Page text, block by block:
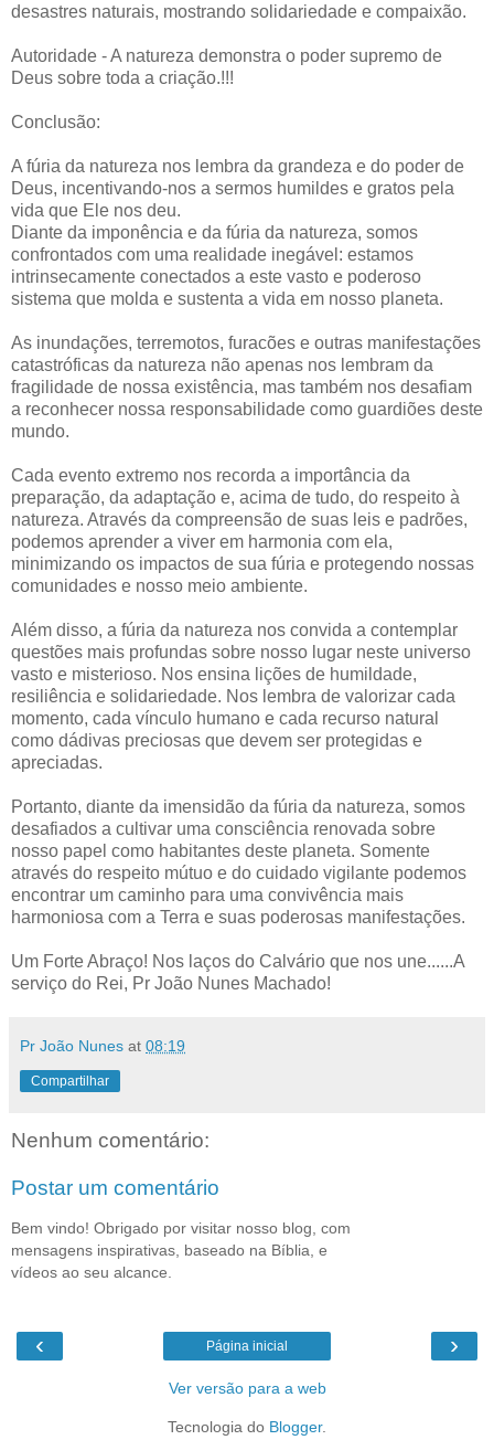
desastres naturais, mostrando solidariedade e compaixão.
Autoridade - A natureza demonstra o poder supremo de
Deus sobre toda a criação.!!!
Conclusão:
A fúria da natureza nos lembra da grandeza e do poder de
Deus, incentivando-nos a sermos humildes e gratos pela
vida que Ele nos deu.
Diante da imponência e da fúria da natureza, somos
confrontados com uma realidade inegável: estamos
intrinsecamente conectados a este vasto e poderoso
sistema que molda e sustenta a vida em nosso planeta.
As inundações, terremotos, furacões e outras manifestações
catastróficas da natureza não apenas nos lembram da
fragilidade de nossa existência, mas também nos desafiam
a reconhecer nossa responsabilidade como guardiões deste
mundo.
Cada evento extremo nos recorda a importância da
preparação, da adaptação e, acima de tudo, do respeito à
natureza. Através da compreensão de suas leis e padrões,
podemos aprender a viver em harmonia com ela,
minimizando os impactos de sua fúria e protegendo nossas
comunidades e nosso meio ambiente.
Além disso, a fúria da natureza nos convida a contemplar
questões mais profundas sobre nosso lugar neste universo
vasto e misterioso. Nos ensina lições de humildade,
resiliência e solidariedade. Nos lembra de valorizar cada
momento, cada vínculo humano e cada recurso natural
como dádivas preciosas que devem ser protegidas e
apreciadas.
Portanto, diante da imensidão da fúria da natureza, somos
desafiados a cultivar uma consciência renovada sobre
nosso papel como habitantes deste planeta. Somente
através do respeito mútuo e do cuidado vigilante podemos
encontrar um caminho para uma convivência mais
harmoniosa com a Terra e suas poderosas manifestações.
Um Forte Abraço! Nos laços do Calvário que nos une......A
serviço do Rei, Pr João Nunes Machado!
Pr João Nunes at 08:19
Compartilhar
Nenhum comentário:
Postar um comentário
Bem vindo! Obrigado por visitar nosso blog, com
mensagens inspirativas, baseado na Bíblia, e
vídeos ao seu alcance.
‹ ›
Página inicial
Ver versão para a web
Tecnologia do Blogger.